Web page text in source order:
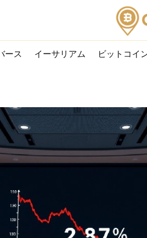
ース イーサリアム ビットコイ